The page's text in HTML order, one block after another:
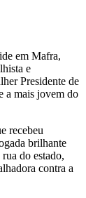
em Mafra,
e
Presidente de
a mais jovem do
recebeu
brilhante
do estado,
contra a